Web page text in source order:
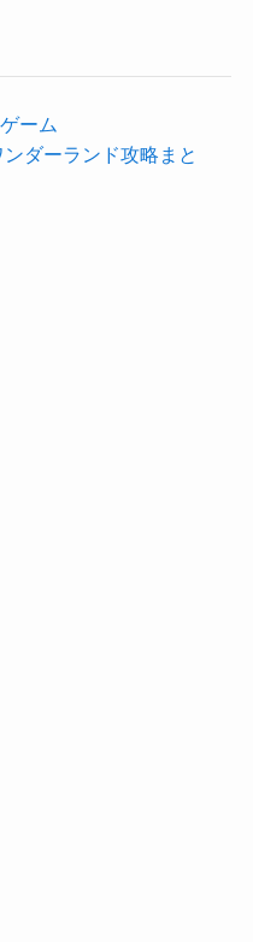
ーム
ダーランド攻略まと